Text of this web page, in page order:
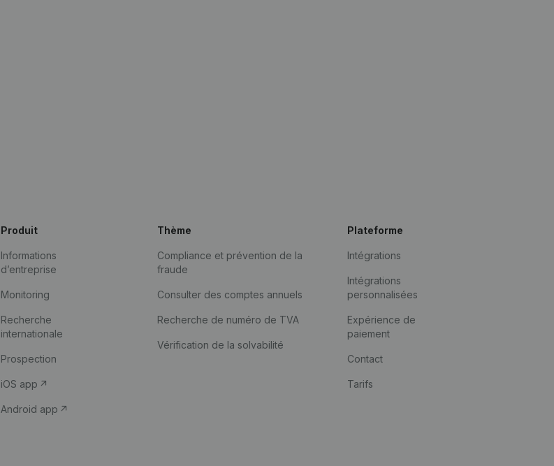
Produit
Informations
d’entreprise
Monitoring
Recherche
internationale
Prospection
iOS app
Android app
Thème
Compliance et prévention de la
fraude
Consulter des comptes annuels
Recherche de numéro de TVA
Vérification de la solvabilité
Plateforme
Intégrations
Intégrations
personnalisées
Expérience de
paiement
Contact
Tarifs